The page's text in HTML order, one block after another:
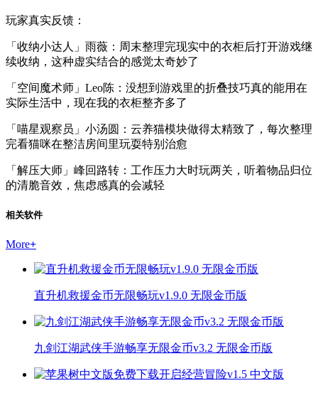
玩家真实反馈：
「收纳小达人」雨薇：周末整理完现实中的衣柜后打开游戏继
续收纳，这种虚实结合的感觉太奇妙了
「空间魔术师」Leo陈：没想到游戏里的折叠技巧真的能用在
实际生活中，现在我的衣柜整齐多了
「喵星观察员」小汤圆：云养猫模块做得太精致了，每次整理
完看猫咪在整洁房间里玩耍特别治愈
「解压大师」峰回路转：工作压力大时玩两关，听着物品归位
的清脆音效，焦虑感真的会减轻
相关软件
More+
直升机救援金币无限畅玩v1.9.0 无限金币版
九剑江湖武侠手游畅享无限金币v3.2 无限金币版